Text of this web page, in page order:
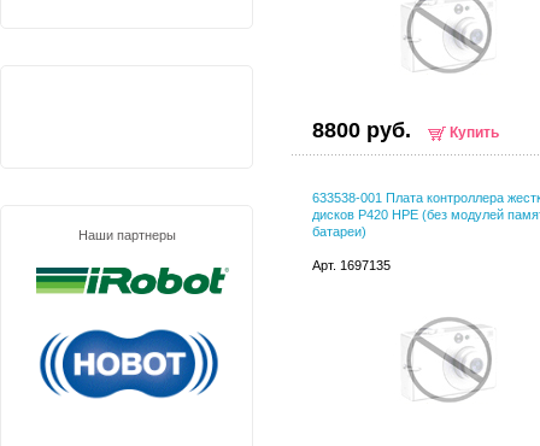
8800 руб. Купить
633538-001 Плата контроллера
дисков P420 HPE (без модулей
батареи)
Арт. 1697135
Наши партнеры